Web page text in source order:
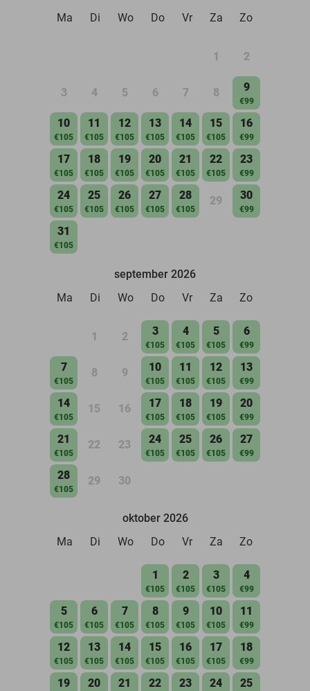
Ma
Di Wo Do Vr Za Zo
1 2
3 4 5 6 7 8 9
€99
10
€105
11
€105
12
€105
13
€105
14
€105
15
€105
16
€99
17
€105
18
€105
19
€105
20
€105
21
€105
22
€105
23
€99
24
€105
25
€105
26
€105
27
€105
28
€105
29 30
€99
31
€105
september 2026
Ma
Di Wo Do Vr Za Zo
1 2 3
€105
4
€105
5
€105
6
€99
7
€105
8 9 10
€105
11
€105
12
€105
13
€99
14
€105
15 16 17
€105
18
€105
19
€105
20
€99
21
€105
22 23 24
€105
25
€105
26
€105
27
€99
28
€105
29 30
oktober 2026
Ma
Di Wo Do Vr Za Zo
1
€105
2
€105
3
€105
4
€99
5
€105
6
€105
7
€105
8
€105
9
€105
10
€105
11
€99
12
€105
13
€105
14
€105
15
€105
16
€105
17
€105
18
€99
19 20 21 22 23 24 25